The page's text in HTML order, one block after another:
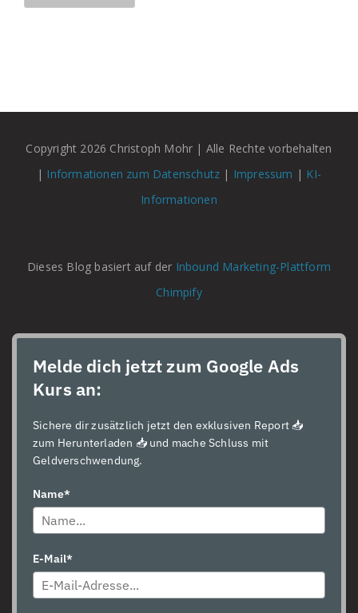
Copyright 2026 Christoph Mohr | Alle Rechte vorbehalten
| Informationen zum Datenschutz | Impressum | KI-
Informationen
Dieses Blog basiert auf der Inbound Marketing-Plattform
Chimpify
Melde dich jetzt zum Google Ads
Kurs an:
Sichere dir zusätzlich jetzt den exklusiven Report 📥
zum Herunterladen 📥 und mache Schluss mit
Geldverschwendung.
Name*
E-Mail*
100%